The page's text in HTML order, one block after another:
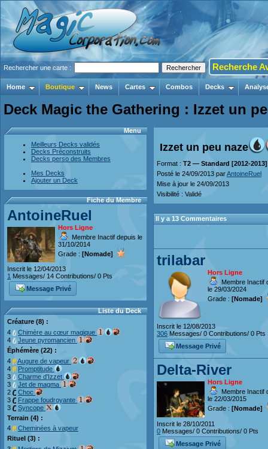
Rechercher une carte : Recherche
Home Boutique News Cartes Combos Decks
Deck Magic the Gathering : Izzet un
Menu
Meilleurs Decks validés
Decks Préconstruits
Decks perso des Membres
Mes Decks
Ajouter un Deck
Fiche du Membre
AntoineRuel
Hors Ligne
Membre Inactif depuis le
31/10/2014
Grade : [Nomade]
Inscrit le 12/04/2013
1 Messages/ 14 Contributions/ 0 Pts
Message Privé
Liste du Deck
Créature (8) :
4
Chimère au cœur magique
4
Jeune pyromancien
Éphémère (22) :
4
Augure de vapeur
4
Promptitude
3
Charme d'Izzet
3
Jet de magma
2
Choc
3
Frappe foudroyante
3
Syncope
Terrain (4) :
4
Cheminées à vapeur
Rituel (3) :
Izzet un peu naze
Format : T2 — Standard [2012-2013]
Posté le 24/09/2013 parAntoineRuel
Mise à jour le 24/09/2013
Visibilité : Validé
Il y a 13 Commentaires
trilabar
Hors Ligne
Membre Inactif
le 29/03/2024
Grade : [Nomade]
Inscrit le 12/08/2013
306 Messages/ 0 Contributions/ 0 Pts
Message Privé
Delta-River
Hors Ligne
Membre Inactif
le 22/03/2015
Grade : [Nomade]
Inscrit le 28/10/2011
0 Messages/ 0 Contributions/ 0 Pts
Message Privé